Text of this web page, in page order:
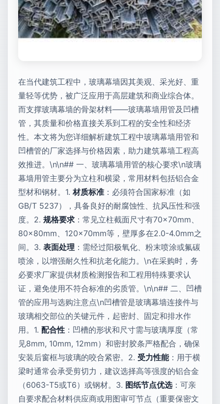
在当代建筑工程中，玻璃幕墙因其美观、采光好、重
量轻等优势，被广泛应用于高层建筑和商业综合体。
而支撑玻璃幕墙的骨架材料——玻璃幕墙用管及凹槽
管，其质量和价格直接关系到工程的安全性和经济
性。本文将为您详细解析建筑工程中玻璃幕墙用管和
凹槽管的厂家选择与价格因素，助力建筑幕墙工程高
效推进。\n\n## 一、玻璃幕墙用管的核心要求\n玻璃
幕墙用管主要分为立柱和横梁，常用材料包括铝合金
型材和钢材。1.材质标准 ：必须符合国家标准（如
GB/T 5237），具备良好的耐腐蚀性、抗风压性和强
度。2. 规格要求 ：常见立柱截面尺寸有70×70mm、
80×80mm、120×70mm等，壁厚多在2.0-4.0mm之
间。3. 表面处理 ：需经过阳极氧化、粉末喷涂或氟碳
喷涂，以增强耐久性和抗老化能力。\n在采购时，务
必要求厂家提供材质检测报告和工程用特殊要求认
证，避免使用不符合标准的劣质管。\n\n## 二、凹槽
管的应用与选购注意点\n凹槽管是玻璃幕墙连接件与
玻璃相交部位的关键元件，起密封、固定和排水作
用。1. 配合性 ：凹槽的形状和尺寸需与玻璃厚度（常
见8mm, 10mm, 12mm）和密封胶条严格配合，确保
安装后窗框与玻璃的咬合紧密。2. 受力性能：用于横
梁时通常会承受剪切力，建议选择高等强度的铝合金
（6063-T5或T6）或钢材。3. 图纸节点优选：可亲
自要求配合材料供应商或用图审可节点（重要保密文